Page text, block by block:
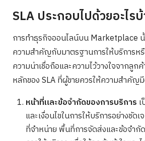
SLA ประกอบไปด้วยอะไร
การทำธุรกิจออนไลน์บน Marketplace
ความสำคัญกับมาตรฐานการให้บริการหรื
ความน่าเชื่อถือและความไว้วางใจจากลูก
หลักของ SLA ที่ผู้ขายควรให้ความสำคัญ
หน้าที่และข้อจำกัดของการบริการ
และเงื่อนไขในการให้บริการอย่างชัด
ที่จำหน่าย พื้นที่การจัดส่งและข้อจำกั